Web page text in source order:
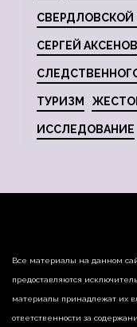
СВЕРДЛОВСКОЙ
СЕРГЕЙ АКСЕНОВ
ТУРИЗМ
ИССЛЕДОВАНИЕ
Все материалы на данном
предоставляются
материалы принадлежат их
ответственности за